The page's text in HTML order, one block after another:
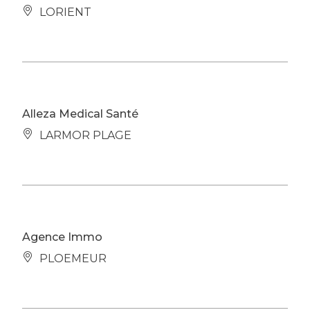
LORIENT
Alleza Medical Santé
LARMOR PLAGE
Agence Immo
PLOEMEUR